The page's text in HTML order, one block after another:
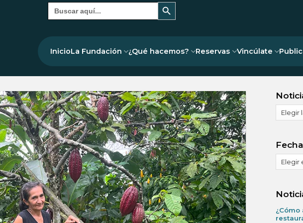
Buscar:
InicioLa Fundación ¿Qué hacemos? Reservas Vincúlate
de:
noticia